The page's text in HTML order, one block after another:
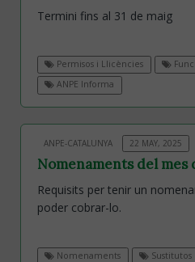
Termini fins al 31 de maig
Permisos i Llicències
ANPE Informa
ANPE-CATALUNYA 22 MAY, 2025
Nomenaments del mes
Requisits per tenir un
poder cobrar-lo.
Nomenaments Sustitutos